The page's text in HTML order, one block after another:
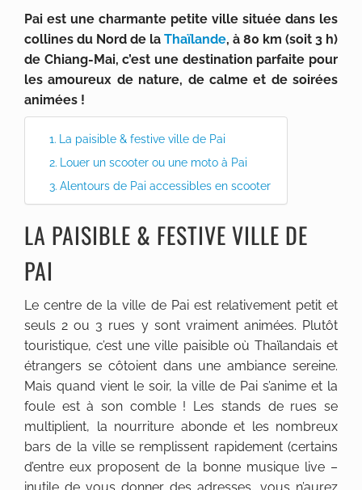
Pai est une charmante petite ville située dans les
collines du Nord de la Thaïlande, à 80 km (soit 3 h)
de Chiang-Mai, c’est une destination parfaite pour
les amoureux de nature, de calme et de soirées
animées !
La paisible & festive ville de Pai
Louer un scooter ou une moto à Pai
Alentours de Pai accessibles en scooter
LA PAISIBLE & FESTIVE VILLE DE
PAI
Le centre de la ville de Pai est relativement petit et
seuls 2 ou 3 rues y sont vraiment animées. Plutôt
touristique, c’est une ville paisible où Thaïlandais et
étrangers se côtoient dans une ambiance sereine.
Mais quand vient le soir, la ville de Pai s’anime et la
foule est à son comble ! Les stands de rues se
multiplient, la nourriture abonde et les nombreux
bars de la ville se remplissent rapidement (certains
d’entre eux proposent de la bonne musique live –